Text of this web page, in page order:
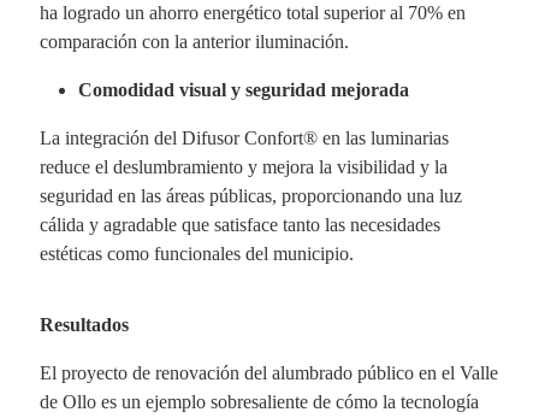
ha logrado un ahorro energético total superior al 70% en
comparación con la anterior iluminación.
Comodidad visual y seguridad mejorada
La integración del Difusor Confort® en las luminarias
reduce el deslumbramiento y mejora la visibilidad y la
seguridad en las áreas públicas, proporcionando una luz
cálida y agradable que satisface tanto las necesidades
estéticas como funcionales del municipio.
Resultados
El proyecto de renovación del alumbrado público en el Valle
de Ollo es un ejemplo sobresaliente de cómo la tecnología